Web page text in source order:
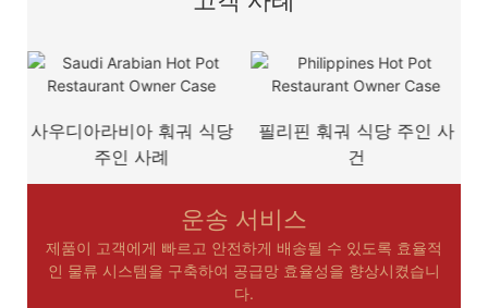
사우디아라비아 훠궈 식당
주인 사례
필리핀 훠궈 식당 주인 사
건
운송 서비스
제품이 고객에게 빠르고 안전하게 배송될 수 있도록 효율적
인 물류 시스템을 구축하여 공급망 효율성을 향상시켰습니
다.